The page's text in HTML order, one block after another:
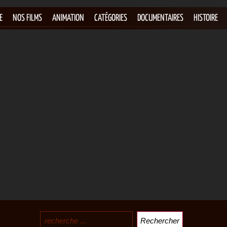
NOS FILMS ANIMATION CATÉGORIES DOCUMENTAIRES HISTOIRE